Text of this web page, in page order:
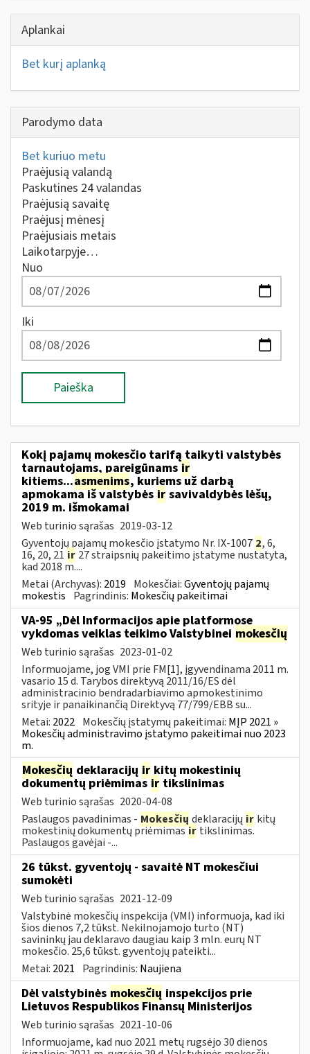
Aplankai
Bet kurį aplanką
Parodymo data
Bet kuriuo metu
Praėjusią valandą
Paskutines 24 valandas
Praėjusią savaitę
Praėjusį mėnesį
Praėjusiais metais
Laikotarpyje…
Nuo
Iki
Paieška
Kokį pajamų mokesčio tarifą taikyti valstybės
tarnautojams, pareigūnams ir
kitiems...asmenims, kuriems už darbą
apmokama iš valstybės ir savivaldybės lėšų,
2019 m. išmokamai
Web turinio sąrašas 2019-03-12
Gyventojų pajamų mokesčio įstatymo Nr. IX-1007 2, 6,
16, 20, 21 ir 27 straipsnių pakeitimo įstatyme nustatyta,
kad 2018 m....
Metai (Archyvas): 2019 Mokesčiai:Gyventojų pajamų
mokestis Pagrindinis: Mokesčių pakeitimai
VA-95 „Dėl Informacijos apie platformose
vykdomas veiklas teikimo Valstybinei mokesčių
Web turinio sąrašas 2023-01-02
Informuojame, jog VMI prie FM[1], įgyvendinama 2011 m.
vasario 15 d. Tarybos direktyvą 2011/16/ES dėl
administracinio bendradarbiavimo apmokestinimo
srityje ir panaikinančią Direktyvą 77/799/EBB su...
Metai: 2022 Mokesčių įstatymų pakeitimai: MĮP 2021 »
Mokesčių administravimo įstatymo pakeitimai nuo 2023
m.
Mokesčių deklaracijų ir kitų mokestinių
dokumentų priėmimasir tikslinimas
Web turinio sąrašas 2020-04-08
Paslaugos pavadinimas - Mokesčių deklaracijų ir kitų
mokestinių dokumentų priėmimasir tikslinimas.
Paslaugos gavėjai -...
26 tūkst. gyventojų - savaitė NT mokesčiui
sumokėti
Web turinio sąrašas 2021-12-09
Valstybinė mokesčių inspekcija (VMI) informuoja, kad iki
šios dienos 7,2 tūkst. Nekilnojamojo turto (NT)
savininkų jau deklaravo daugiau kaip 3 mln. eurų NT
mokesčio. 25,6 tūkst. gyventojų pateikti...
Metai: 2021 Pagrindinis: Naujiena
Dėl valstybinės mokesčių inspekcijos prie
Lietuvos Respublikos Finansų Ministerijos
Web turinio sąrašas 2021-10-06
Informuojame, kad nuo 2021 metų rugsėjo 30 dienos